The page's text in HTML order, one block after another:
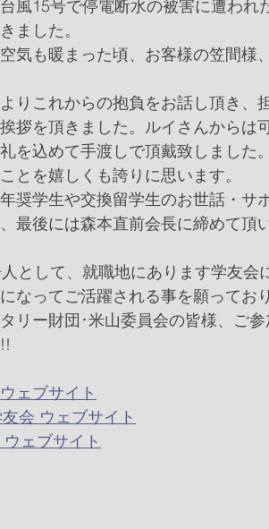
風15号で停電断水の被害に遭われ
ました。
気も暖まった頃、お客様の笠間様
りこれからの抱負をお話し頂き、
拶を頂きました。ルイさんからは
を込めて手渡しで頂戴致しました
とを嬉しくも誇りに思います。
奨学生や交換留学生のお世話・サ
最後には森本直前会長に締めて頂
として、就職地にあります学友会
なってご活躍される事を願ってお
リー財団･米山委員会の皆様、ご
ェブサイト
会 ウェブサイト
ェブサイト